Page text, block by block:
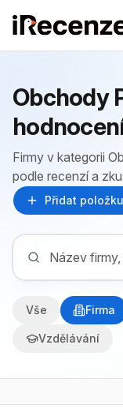
Obchody
Firmy v kategorii
podle recenzí a
Přidat položku
Vše Firma
Vzdělávání